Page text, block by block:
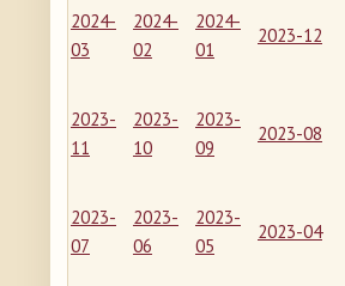
2024-
03
2024-
02
2024-
01
2023-12
2023-
11
2023-
10
2023-
09
2023-08
2023-
07
2023-
06
2023-
05
2023-04